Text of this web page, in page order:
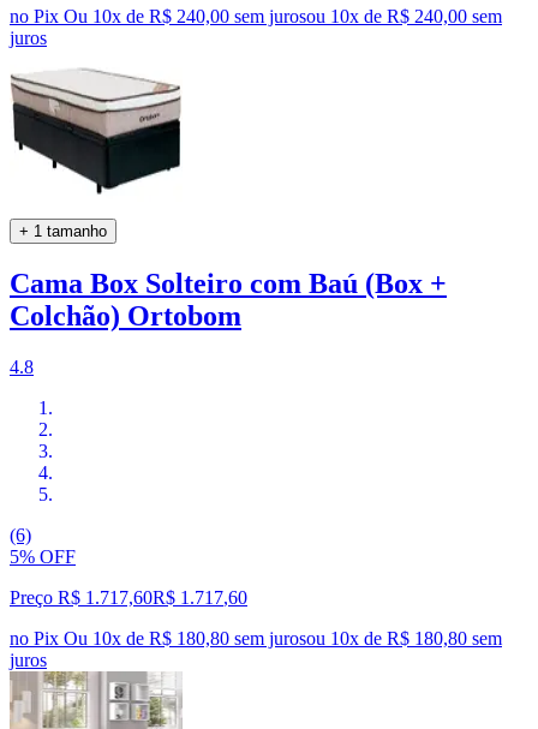
no Pix Ou 10x de R$ 240,00 sem jurosou 10x de R$ 240,00 sem
juros
+ 1 tamanho
Cama Box Solteiro com Baú (Box +
Colchão) Ortobom
4.8
(6)
5% OFF
Preço R$ 1.717,60R$ 1.717,60
no Pix Ou 10x de R$ 180,80 sem jurosou 10x de R$ 180,80 sem
juros